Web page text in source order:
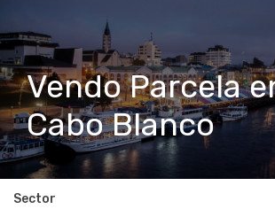
Vendo Parcela
Cabo Blanco
Sector